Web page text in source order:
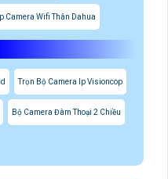
Camera Wifi Thân Dahua
Trọn Bộ Camera Ip Visioncop
Bộ Camera Đàm Thoại 2 Chiều